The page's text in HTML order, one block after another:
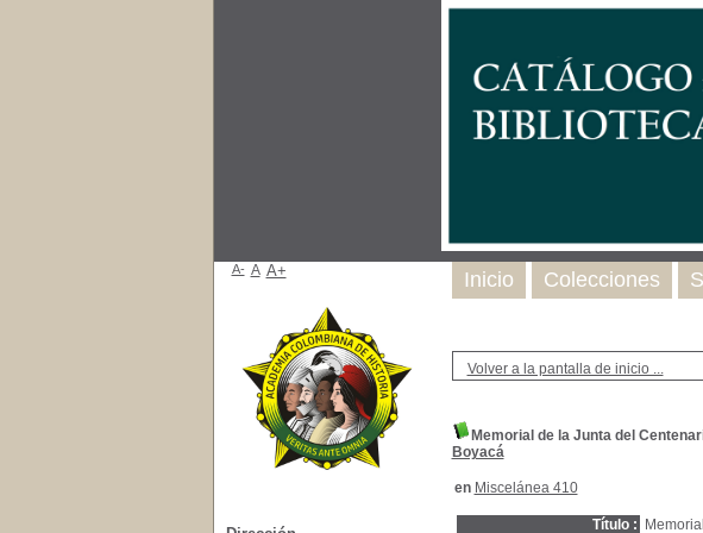
Volver a la pantalla de inicio ...
Memorial de la Junta del
Boyacá
en Miscelánea 410
Título :
Inicio Colecciones
A- A A+